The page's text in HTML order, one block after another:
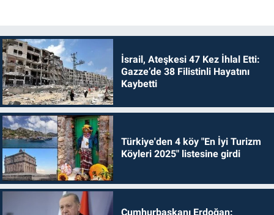
İsrail, Ateşkesi 47 Kez İhlal Etti:
Gazze’de 38 Filistinli Hayatını
Kaybetti
Türkiye'den 4 köy "En İyi Turizm
Köyleri 2025" listesine girdi
Cumhurbaşkanı Erdoğan: